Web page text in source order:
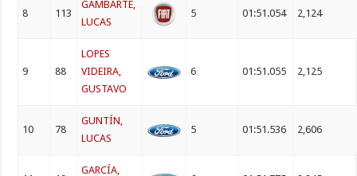
8 113
GAMBARTE,
LUCAS
5 01:51.054 2,124
9 88
LOPES
VIDEIRA,
GUSTAVO
6 01:51.055 2,125
10 78
GUNTÍN,
LUCAS
5 01:51.536 2,606
GARCÍA,